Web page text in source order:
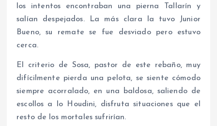
los intentos encontraban una pierna Tallarín y
salían despejados. La más clara la tuvo Junior
Bueno, su remate se fue desviado pero estuvo
cerca.
El criterio de Sosa, pastor de este rebaño, muy
difícilmente pierda una pelota, se siente cómodo
siempre acorralado, en una baldosa, saliendo de
escollos a lo Houdini, disfruta situaciones que el
resto de los mortales sufrirían.